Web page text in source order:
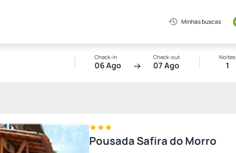
Minhas buscas
Check-in
06 Ago
Check-out
07 Ago
Noites
1
Pousada Safira do Morro